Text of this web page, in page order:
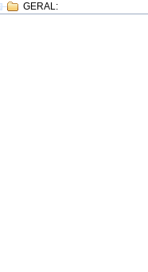
GERAL: